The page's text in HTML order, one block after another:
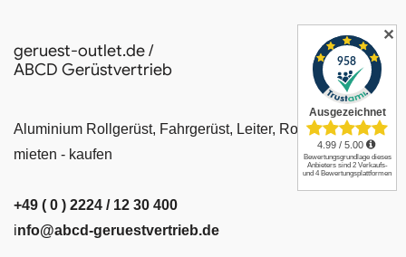
geruest-outlet.de /
ABCD Gerüstvertrieb
Aluminium Rollgerüst, Fahrgerüst, Leiter, Rollrüstung
mieten - kaufen
+49 ( 0 ) 2224 / 12 30 400
info@abcd-geruestvertrieb.de
✕